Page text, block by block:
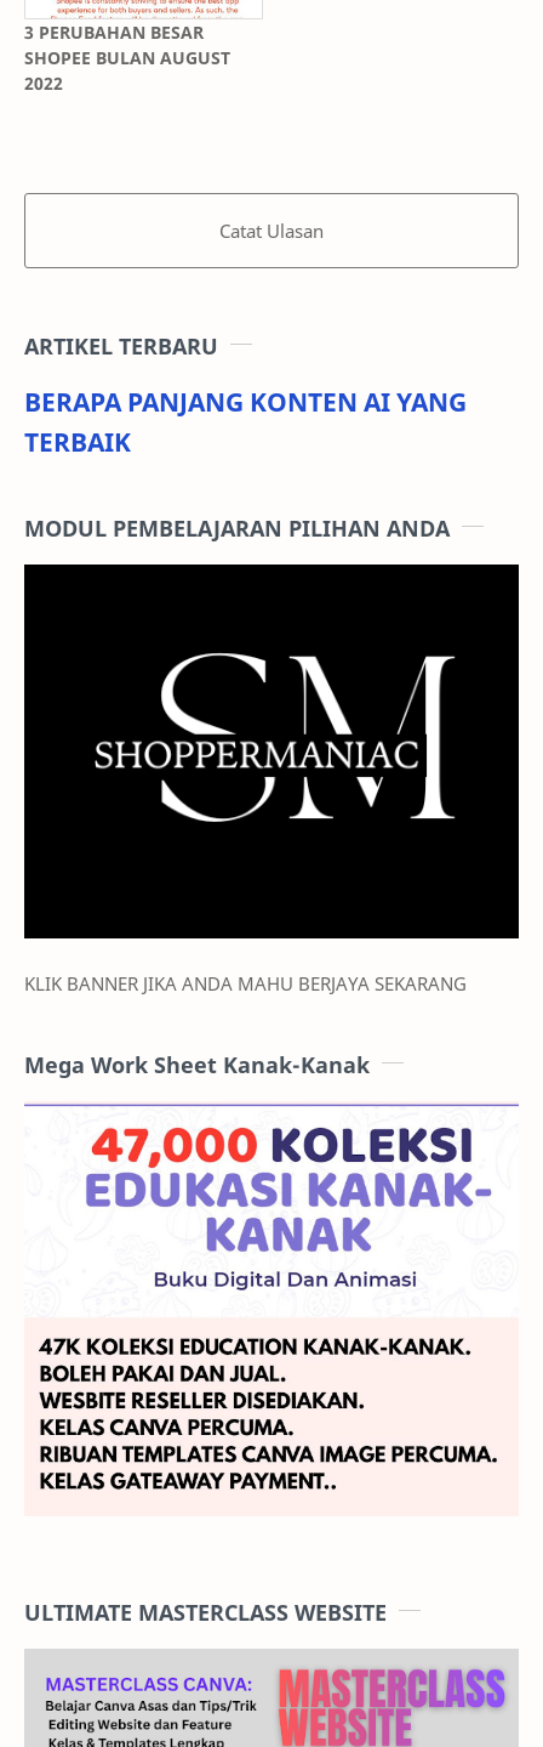
3 PERUBAHAN BESAR
SHOPEE BULAN AUGUST
2022
Catat Ulasan
ARTIKEL TERBARU
BERAPA PANJANG KONTEN AI YANG
TERBAIK
MODUL PEMBELAJARAN PILIHAN ANDA
KLIK BANNER JIKA ANDA MAHU BERJAYA SEKARANG
Mega Work Sheet Kanak-Kanak
ULTIMATE MASTERCLASS WEBSITE